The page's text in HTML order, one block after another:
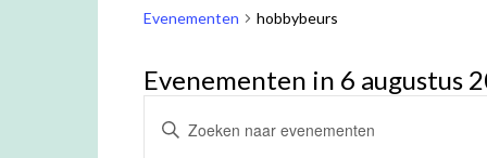
Evenementen hobbybeurs
Evenementen in 6 augustus
Zoeken
Vul
een